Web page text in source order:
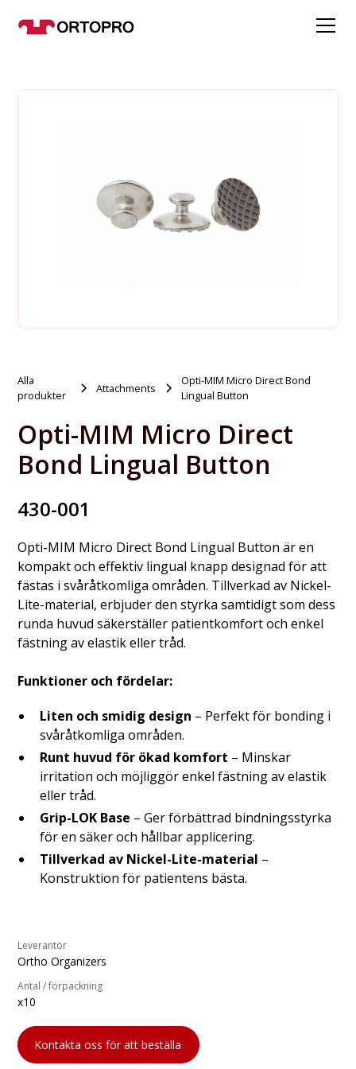
Alla
produkter
Attachments
Opti-MIM Micro Direct Bond
Lingual Button
Opti-MIM Micro Direct
Bond Lingual Button
430-001
Opti-MIM Micro Direct Bond Lingual Button är en
kompakt och effektiv lingual knapp designad för att
fästas i svåråtkomliga områden. Tillverkad av Nickel-
Lite-material, erbjuder den styrka samtidigt som dess
runda huvud säkerställer patientkomfort och enkel
fästning av elastik eller tråd.
Funktioner och fördelar:
Liten och smidig design – Perfekt för bonding i
svåråtkomliga områden.
Runt huvud för ökad komfort – Minskar
irritation och möjliggör enkel fästning av elastik
eller tråd.
Grip-LOK Base – Ger förbättrad bindningsstyrka
för en säker och hållbar applicering.
Tillverkad av Nickel-Lite-material –
Konstruktion för patientens bästa.
Leverantör
Ortho Organizers
Antal / förpackning
x10
Kontakta oss för att beställa